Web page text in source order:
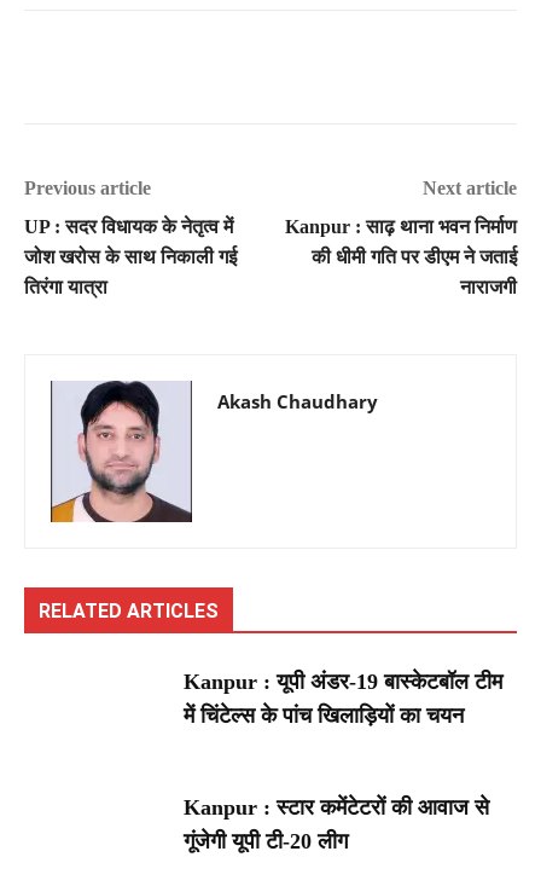
Previous article
UP : सदर विधायक के नेतृत्व में
जोश खरोस के साथ निकाली गई
तिरंगा यात्रा
Next article
Kanpur : साढ़ थाना भवन निर्माण
की धीमी गति पर डीएम ने जताई
नाराजगी
Akash Chaudhary
RELATED ARTICLES
Kanpur : यूपी अंडर-19 बास्केटबॉल टीम
में चिंटेल्स के पांच खिलाड़ियों का चयन
Kanpur : स्टार कमेंटेटरों की आवाज से
गूंजेगी यूपी टी-20 लीग